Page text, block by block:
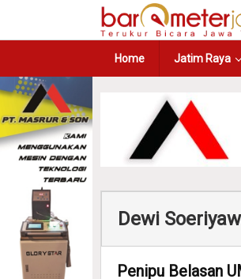
Home Jatim Raya
Dewi
Penipu Belasan